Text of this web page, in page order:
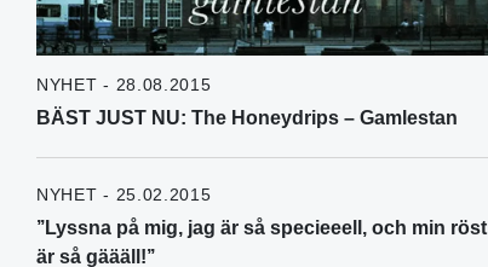
NYHET - 28.08.2015
BÄST JUST NU: The Honeydrips – Gamlestan
NYHET - 25.02.2015
’’Lyssna på mig, jag är så specieeell, och min röst
är så gäääll!’’